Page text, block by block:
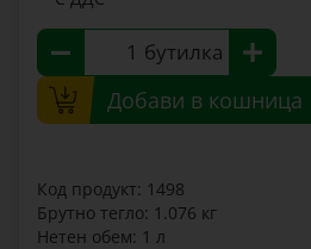
бутилка
Добави в кошница
Код продукт: 1498
Брутно тегло: 1.076 кг
Нетен обем: 1 л